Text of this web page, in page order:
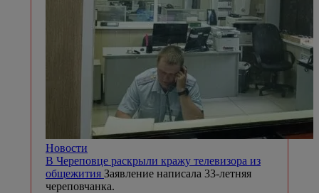
Новости
В Череповце раскрыли кражу телевизора из
общежития Заявление написала 33-летняя
череповчанка.